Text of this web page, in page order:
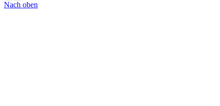
Nach oben